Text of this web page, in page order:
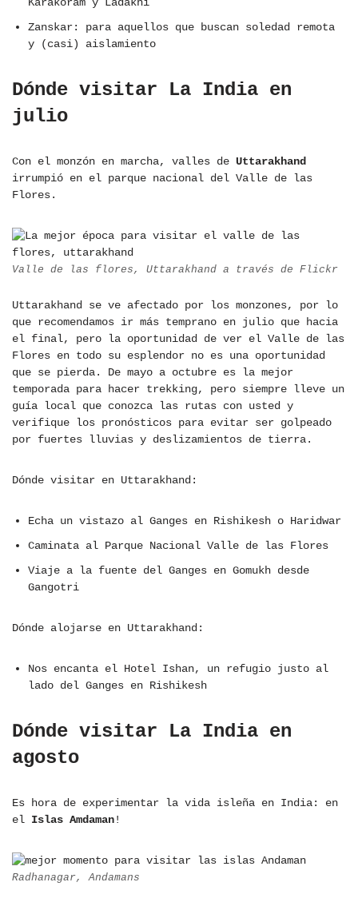
Karakoram y Ladakhi
Zanskar: para aquellos que buscan soledad remota
y (casi) aislamiento
Dónde visitar La India en
julio
Con el monzón en marcha, valles de Uttarakhand
irrumpió en el parque nacional del Valle de las
Flores.
Valle de las flores, Uttarakhand a través de Flickr
Uttarakhand se ve afectado por los monzones, por lo
que recomendamos ir más temprano en julio que hacia
el final, pero la oportunidad de ver el Valle de las
Flores en todo su esplendor no es una oportunidad
que se pierda. De mayo a octubre es la mejor
temporada para hacer trekking, pero siempre lleve un
guía local que conozca las rutas con usted y
verifique los pronósticos para evitar ser golpeado
por fuertes lluvias y deslizamientos de tierra.
Dónde visitar en Uttarakhand:
Echa un vistazo al Ganges en Rishikesh o Haridwar
Caminata al Parque Nacional Valle de las Flores
Viaje a la fuente del Ganges en Gomukh desde
Gangotri
Dónde alojarse en Uttarakhand:
Nos encanta el Hotel Ishan, un refugio justo al
lado del Ganges en Rishikesh
Dónde visitar La India en
agosto
Es hora de experimentar la vida isleña en India: en
el Islas Amdaman!
Radhanagar, Andamans